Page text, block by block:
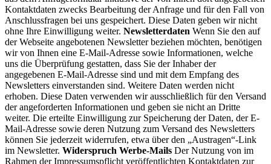
Kontaktdaten zwecks Bearbeitung der Anfrage und für den Fall von
Anschlussfragen bei uns gespeichert. Diese Daten geben wir nicht
ohne Ihre Einwilligung weiter. Newsletterdaten Wenn Sie den auf
der Webseite angebotenen Newsletter beziehen möchten, benötigen
wir von Ihnen eine E-Mail-Adresse sowie Informationen, welche
uns die Überprüfung gestatten, dass Sie der Inhaber der
angegebenen E-Mail-Adresse sind und mit dem Empfang des
Newsletters einverstanden sind. Weitere Daten werden nicht
erhoben. Diese Daten verwenden wir ausschließlich für den Versand
der angeforderten Informationen und geben sie nicht an Dritte
weiter. Die erteilte Einwilligung zur Speicherung der Daten, der E-
Mail-Adresse sowie deren Nutzung zum Versand des Newsletters
können Sie jederzeit widerrufen, etwa über den „Austragen“-Link
im Newsletter. Widerspruch Werbe-Mails Der Nutzung von im
Rahmen der Impressumspflicht veröffentlichten Kontaktdaten zur